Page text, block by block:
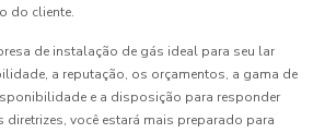
do cliente.
de instalação de gás ideal para seu lar
a reputação, os orçamentos, a gama de
e a disposição para responder
você estará mais preparado para